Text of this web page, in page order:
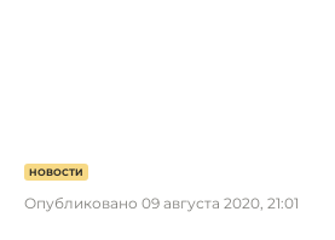
НОВОСТИ
Опубликовано 09 августа 2020, 21:01